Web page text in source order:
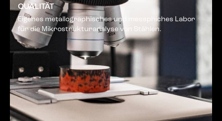
QUALITÄT
Eigenes metallographisches und messphiches Labor
für die Mikrostrukturanalyse von Stählen.